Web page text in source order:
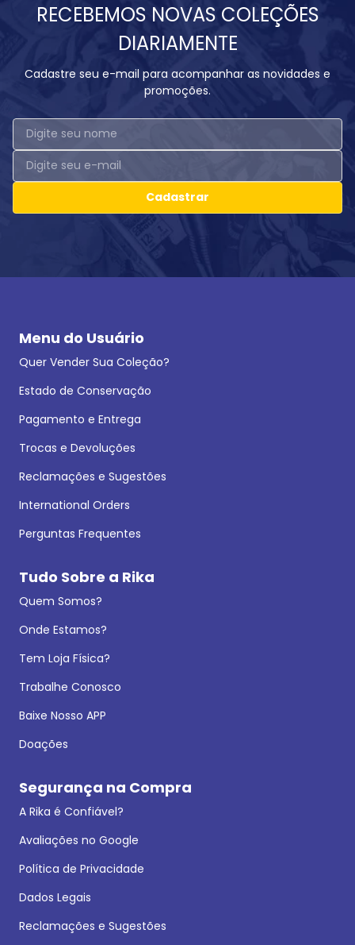
RECEBEMOS NOVAS COLEÇÕES
DIARIAMENTE
Cadastre seu e-mail para acompanhar as novidades e
promoções.
Cadastrar
Menu do Usuário
Quer Vender Sua Coleção?
Estado de Conservação
Pagamento e Entrega
Trocas e Devoluções
Reclamações e Sugestões
International Orders
Perguntas Frequentes
Tudo Sobre a Rika
Quem Somos?
Onde Estamos?
Tem Loja Física?
Trabalhe Conosco
Baixe Nosso APP
Doações
Segurança na Compra
A Rika é Confiável?
Avaliações no Google
Política de Privacidade
Dados Legais
Reclamações e Sugestões